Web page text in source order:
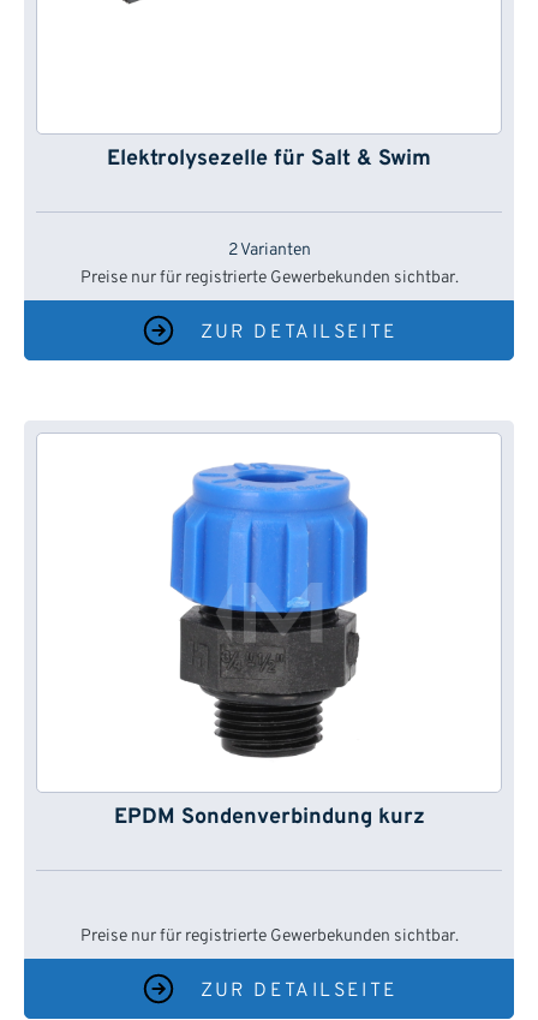
Elektrolysezelle für Salt & Swim
2 Varianten
Preise nur für registrierte Gewerbekunden sichtbar.
ZUR DETAILSEITE
EPDM Sondenverbindung kurz
Preise nur für registrierte Gewerbekunden sichtbar.
ZUR DETAILSEITE